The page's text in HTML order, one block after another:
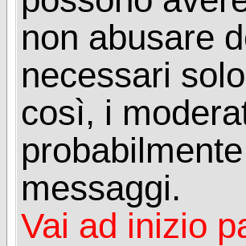
non abusare
necessari
così, i
messaggi.
Vai ad inizio